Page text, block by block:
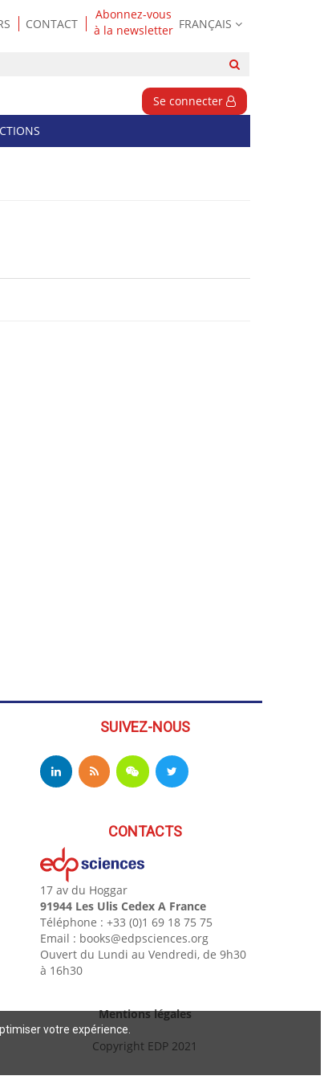
votre expérience.
CONTACT
Abonnez-vous
à la newsletter FRANÇAIS
Se connecter
SUIVEZ-NOUS
CONTACTS
17 av du Hoggar
91944 Les Ulis Cedex A France
Téléphone : +33 (0)1 69 18 75 75
Email : books@edpsciences.org
Ouvert du Lundi au Vendredi, de 9h30
à 16h30
Mentions légales
Copyright EDP 2021